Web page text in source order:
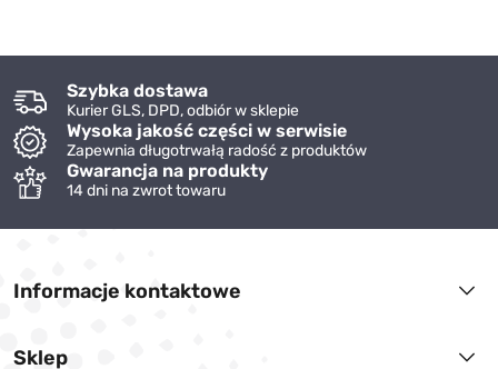
Szybka dostawa
Kurier GLS, DPD, odbiór w sklepie
Wysoka jakość części w serwisie
Zapewnia długotrwałą radość z produktów
Gwarancja na produkty
14 dni na zwrot towaru
Informacje kontaktowe
Sklep